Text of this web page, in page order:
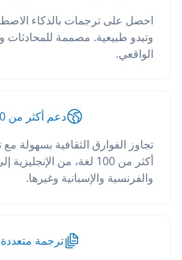
احصل على ترجمات بالذكاء
وتبدو طبيعية. مصممة للمحادثات
الواقعي.
دعم أكثر من 100 لغة
أكثر من 100 لغة، من
والفرنسية والإسبانية وغيرها.
ترجمة